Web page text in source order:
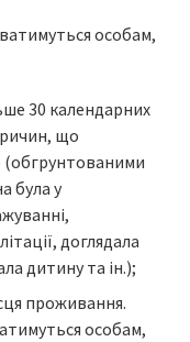
особам,
30 календарних
що
(обгрунтованими
була у
доглядала
дитину та ін.);
проживання.
особам,